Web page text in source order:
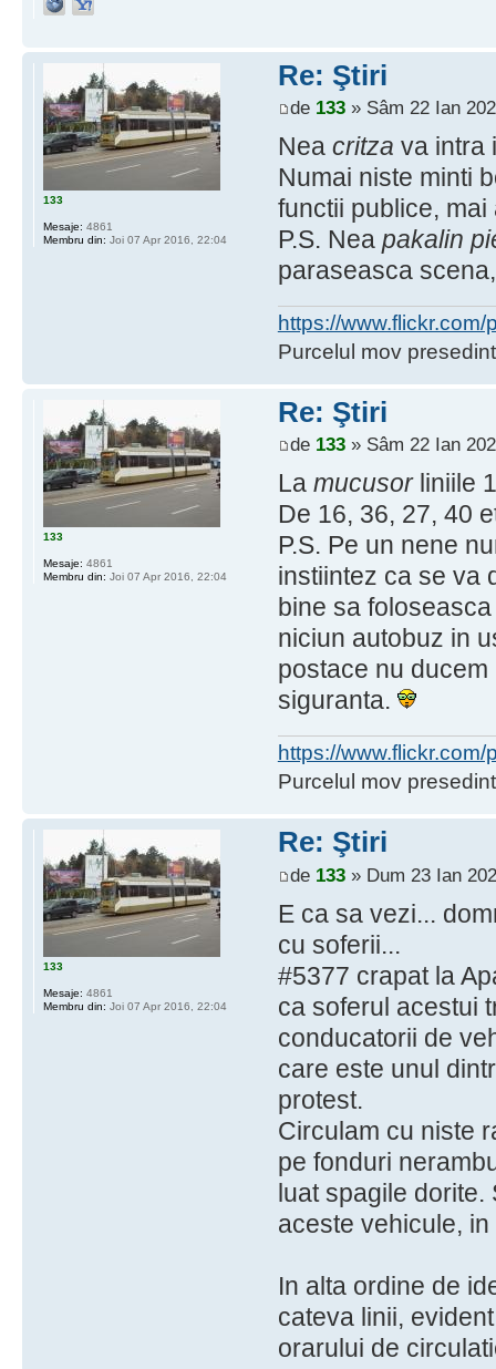
Re: Ştiri
de 133» Sâm 22 Ian
Nea critza va intra
Numai niste minti
functii publice,
P.S. Nea pakalin
paraseasca
https://
Purcelul mov
133
Mesaje: 4861
Membru din: Joi 07 Apr 2016, 22:04
Re: Ştiri
de 133» Sâm 22 Ian
La mucusorliniile
De 16, 36, 27, 40
P.S. Pe un nene
instiintez ca se va
bine sa
niciun autobuz in
postace nu
siguranta.
https://
Purcelul mov
133
Mesaje: 4861
Membru din: Joi 07 Apr 2016, 22:04
Re: Ştiri
de 133» Dum 23 Ian
E ca sa vezi...
cu soferii...
#5377 crapat la
ca soferul acestui
conducatorii de
care este unul
protest.
Circulam cu niste
pe fonduri
luat spagile dorite.
aceste vehicule,
In alta ordine de
cateva linii,
orarului de
133
Mesaje: 4861
Membru din: Joi 07 Apr 2016, 22:04